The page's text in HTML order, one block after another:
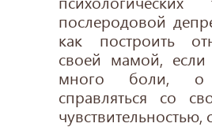
послеродовой
как построить
своей мамой,
много боли,
справляться со
чувствительностью,